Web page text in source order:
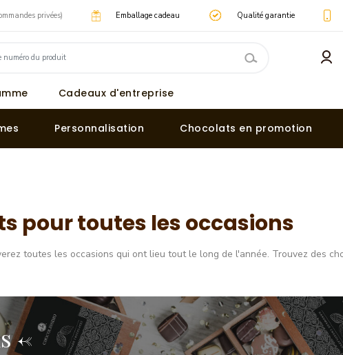
privées) Emballage cadeau Qualité garantie
Cadeaux d'entreprise
Personnalisation Chocolats en promotion
pour toutes les occasions
toutes les occasions qui ont lieu tout le long de l'année. Trouvez des
<-